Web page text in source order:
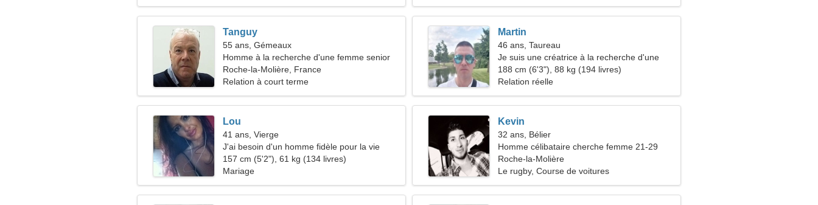
Tanguy
55 ans, Gémeaux
Homme à la recherche d'une femme senior
43-52
Roche-la-Molière, France
Relation à court terme
Martin
46 ans, Taureau
Je suis une créatrice à la recherche d'une
femme sensuelle
188 cm (6'3"), 88 kg (194 livres)
Relation réelle
Lou
41 ans, Vierge
J'ai besoin d'un homme fidèle pour la vie
157 cm (5'2"), 61 kg (134 livres)
Mariage
Kevin
32 ans, Bélier
Homme célibataire cherche femme 21-29
Roche-la-Molière
Le rugby, Course de voitures